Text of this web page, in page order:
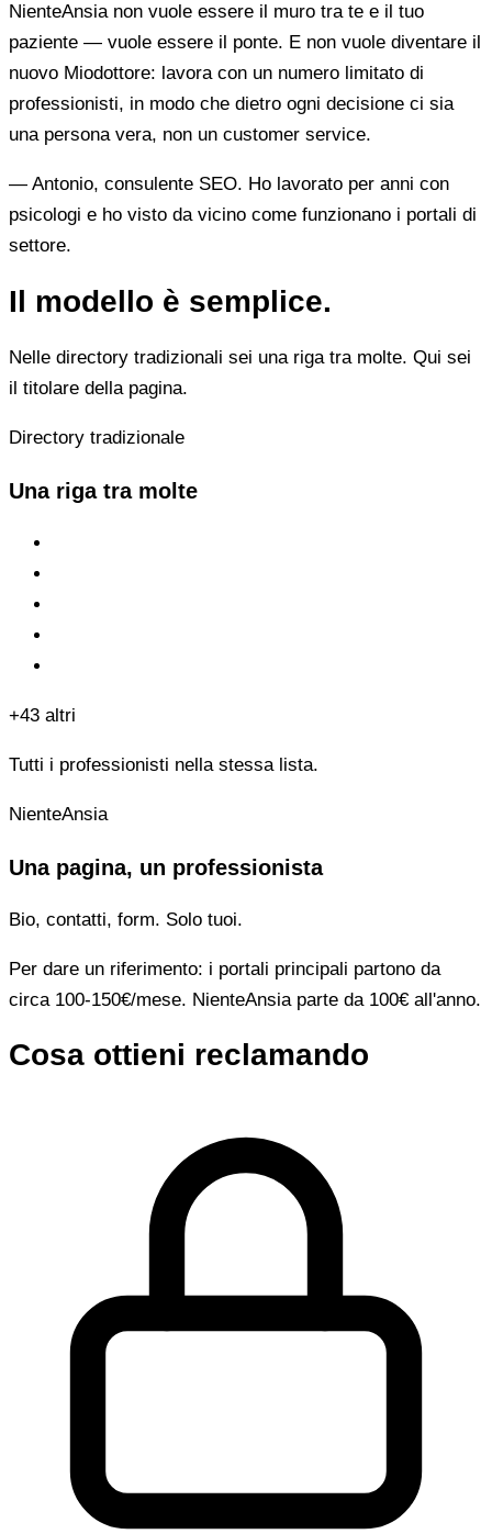
NienteAnsia non vuole essere il muro tra te e il tuo
paziente — vuole essere il ponte. E non vuole diventare il
nuovo Miodottore: lavora con un numero limitato di
professionisti, in modo che dietro ogni decisione ci sia
una persona vera, non un customer service.
— Antonio, consulente SEO. Ho lavorato per anni con
psicologi e ho visto da vicino come funzionano i portali di
settore.
Il modello è semplice.
Nelle directory tradizionali sei una riga tra molte. Qui sei
il titolare della pagina.
Directory tradizionale
Una riga tra molte
+43 altri
Tutti i professionisti nella stessa lista.
NienteAnsia
Una pagina, un professionista
Bio, contatti, form. Solo tuoi.
Per dare un riferimento: i portali principali partono da
circa 100-150€/mese. NienteAnsia parte da 100€ all'anno.
Cosa ottieni reclamando